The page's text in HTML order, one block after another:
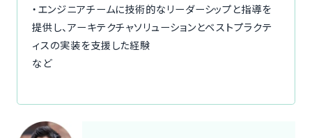
・エンジニアチームに技術的なリーダーシップと指導を
提供し、アーキテクチャソリューションとベストプラクテ
ィスの実装を支援した経験
など